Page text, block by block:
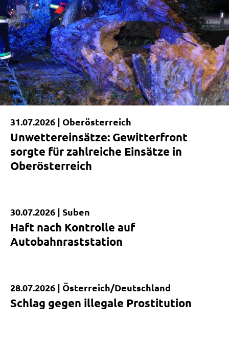
31.07.2026 | Oberösterreich
Unwettereinsätze: Gewitterfront
sorgte für zahlreiche Einsätze in
Oberösterreich
Kurzmeldung
30.07.2026 | Suben
Haft nach Kontrolle auf
Autobahnraststation
Kurzmeldung
28.07.2026 | Österreich/Deutschland
Schlag gegen illegale Prostitution